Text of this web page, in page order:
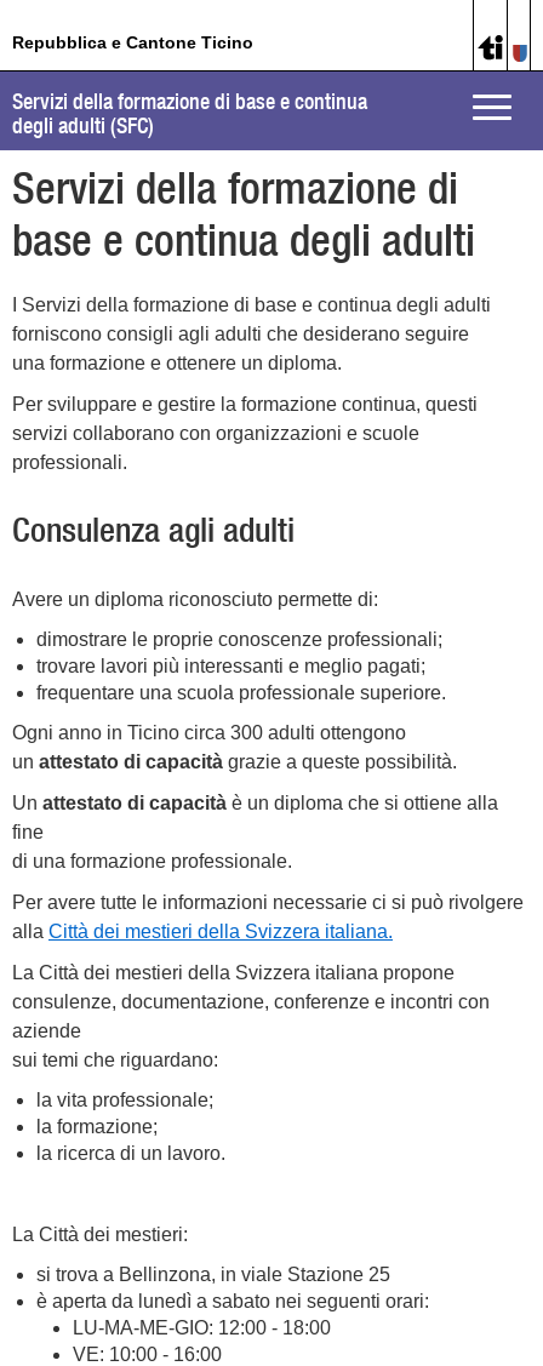
Repubblica e Cantone Ticino
Toggle
Servizi della formazione di base e continua
degli adulti (SFC)
Servizi della formazione di
base e continua degli adulti
I Servizi della formazione di base e continua degli adulti
forniscono consigli agli adulti che desiderano seguire
una formazione e ottenere un diploma.
Per sviluppare e gestire la formazione continua, questi
servizi collaborano con organizzazioni e scuole
professionali.
Consulenza agli adulti
Avere un diploma riconosciuto permette di:
dimostrare le proprie conoscenze professionali;
trovare lavori più interessanti e meglio pagati;
frequentare una scuola professionale superiore.
Ogni anno in Ticino circa 300 adulti ottengono
un attestato di capacità grazie a queste possibilità.
Un attestato di capacità è un diploma che si ottiene alla
fine
di una formazione professionale.
Per avere tutte le informazioni necessarie ci si può rivolgere
alla Città dei mestieri della Svizzera italiana.
La Città dei mestieri della Svizzera italiana propone
consulenze, documentazione, conferenze e incontri con
aziende
sui temi che riguardano:
la vita professionale;
la formazione;
la ricerca di un lavoro.
La Città dei mestieri:
si trova a Bellinzona, in viale Stazione 25
è aperta da lunedì a sabato nei seguenti orari:
LU-MA-ME-GIO: 12:00 - 18:00
VE: 10:00 - 16:00